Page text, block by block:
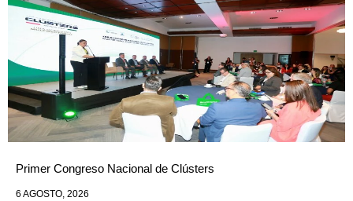
Primer Congreso Nacional de Clústers
6 AGOSTO, 2026